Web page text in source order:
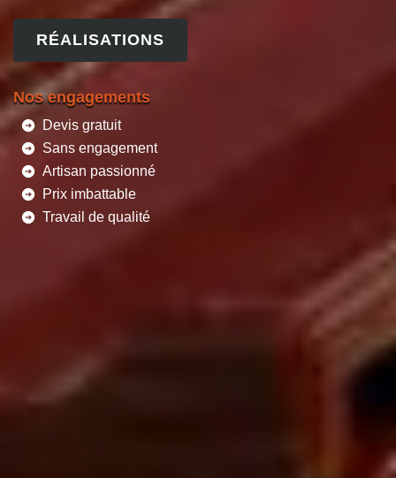
RÉALISATIONS
Nos engagements
Devis gratuit
Sans engagement
Artisan passionné
Prix imbattable
Travail de qualité